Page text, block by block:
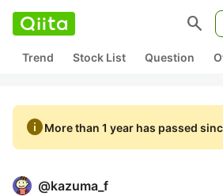
search
Trend Stock List Question
infoMore than 1 year has passed
@kazuma_f